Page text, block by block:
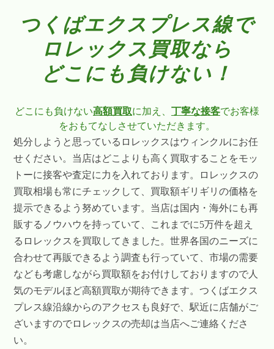
つくばエクスプレス線で
ロレックス買取なら
どこにも負けない！
どこにも負けない高額買取に加え、 丁寧な接客でお客様
をおもてなしさせていただきます。
処分しようと思っているロレックスはウィンクルにお任
せください。当店はどこよりも高く買取することをモッ
トーに接客や査定に力を入れております。ロレックスの
買取相場も常にチェックして、買取額ギリギリの価格を
提示できるよう努めています。当店は国内・海外にも再
販するノウハウを持っていて、これまでに5万件を超え
るロレックスを買取してきました。世界各国のニーズに
合わせて再販できるよう調査も行っていて、市場の需要
なども考慮しながら買取額をお付けしておりますので人
気のモデルほど高額買取が期待できます。つくばエクス
プレス線沿線からのアクセスも良好で、駅近に店舗がご
ざいますのでロレックスの売却は当店へご連絡くださ
い。